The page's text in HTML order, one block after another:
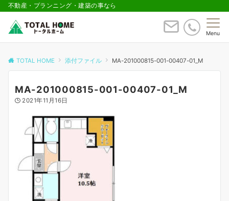
不動産・プランニング・建築の事なら
Menu
TOTAL HOME 添付ファイル MA-201000815-001-00407-01_M
MA-201000815-001-00407-01_M
2021年11月16日